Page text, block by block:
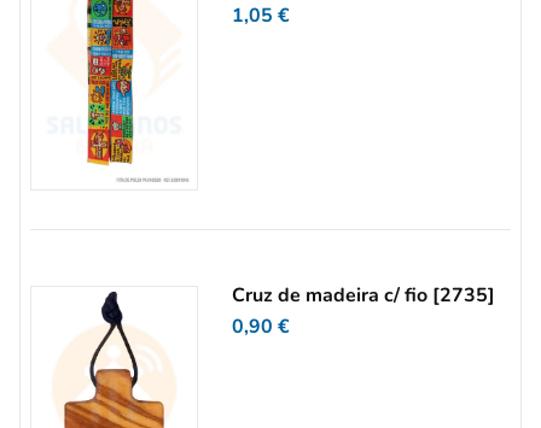
1,05€
Cruz de madeira c/ fio [2735]
0,90€